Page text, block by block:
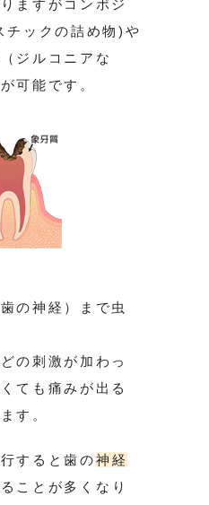
ますがコンポジ
チックの詰め物)や
ジルコニアな
可能です。
の神経）まで虫
の刺激が加わっ
ても痛みが出る
す。
すると歯の神経
ことが多くなり